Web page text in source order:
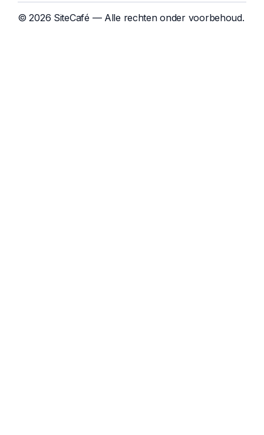
© 2026 SiteCafé — Alle rechten onder voorbehoud.